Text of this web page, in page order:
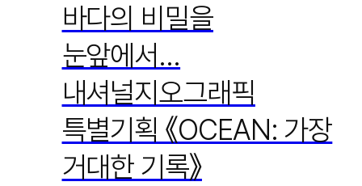
바다의 비밀을
눈앞에서…
내셔널지오그래픽
특별기획 《OCEAN: 가장
거대한 기록》